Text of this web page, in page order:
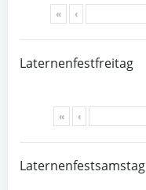
« ‹
Laternenfestfreitag
« ‹
Laternenfestsamstag